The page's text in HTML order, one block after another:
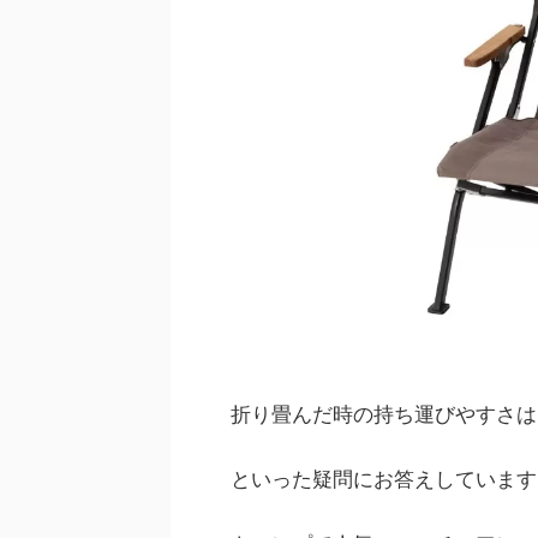
折り畳んだ時の持ち運びやすさ
といった疑問にお答えしていま